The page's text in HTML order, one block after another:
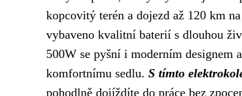
kopcovitý terén a dojezd až 120 km
vybaveno kvalitní baterií s dlouhou
500W se pyšní i moderním designem
komfortnímu sedlu. S tímto
pohodlně dojíždíte do práce bez